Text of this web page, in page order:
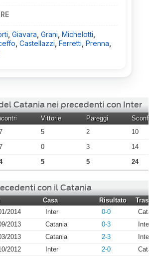
Giavara Grani Michelotti
Castellazzi Ferretti Prenna
Catania nei precedenti con Inter
Vittorie Pareggi
5 2
10
0 3
14
5 5 24
con il Catania
Casa Risultato
2014 Inter 0-0
2013 Catania 0-3
2013 Catania 2-3
2012 Inter 2-0